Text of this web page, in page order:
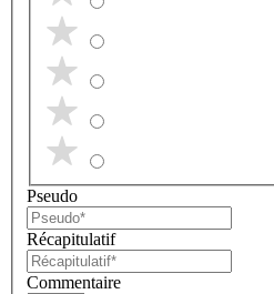
Pseudo
Récapitulatif
Commentaire